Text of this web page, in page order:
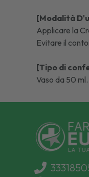
[Modalità
Applicare la
Evitare il
[Tipo di
Vaso da 50 ml.